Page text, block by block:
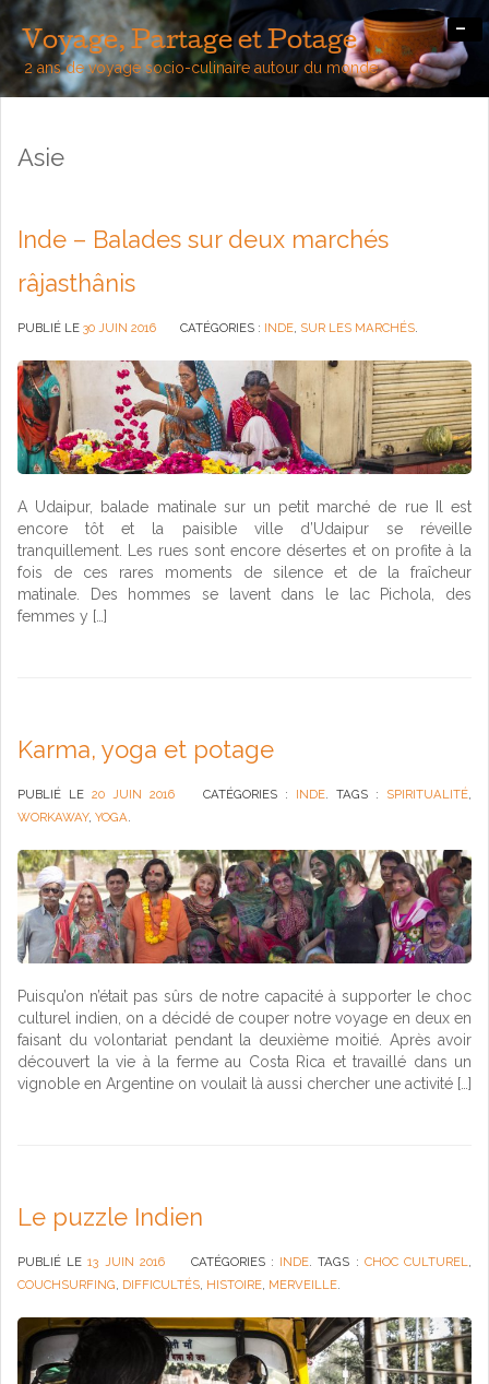
Voyage, Partage et Potage
2 ans de voyage socio-culinaire autour du monde
-
Asie
Inde – Balades sur deux marchés
râjasthânis
PUBLIÉ LE 30 JUIN 2016 CATÉGORIES : INDE, SUR LES MARCHÉS.
A Udaipur, balade matinale sur un petit marché de rue Il est
encore tôt et la paisible ville d’Udaipur se réveille
tranquillement. Les rues sont encore désertes et on profite à la
fois de ces rares moments de silence et de la fraîcheur
matinale. Des hommes se lavent dans le lac Pichola, des
femmes y […]
Karma, yoga et potage
PUBLIÉ LE 20 JUIN 2016 CATÉGORIES : INDE. TAGS : SPIRITUALITÉ,
WORKAWAY, YOGA.
Puisqu’on n’était pas sûrs de notre capacité à supporter le choc
culturel indien, on a décidé de couper notre voyage en deux en
faisant du volontariat pendant la deuxième moitié. Après avoir
découvert la vie à la ferme au Costa Rica et travaillé dans un
vignoble en Argentine on voulait là aussi chercher une activité […]
Le puzzle Indien
PUBLIÉ LE13 JUIN 2016 CATÉGORIES : INDE . TAGS : CHOC CULTUREL
COUCHSURFING DIFFICULTÉS HISTOIRE MERVEILLE